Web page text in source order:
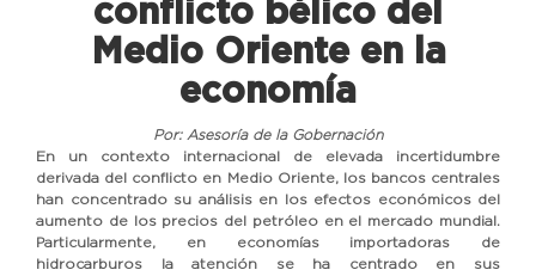
conflicto bélico del
Medio Oriente en la
economía
Por: Asesoría de la Gobernación
En un contexto internacional de elevada incertidumbre
derivada del conflicto en Medio Oriente, los bancos centrales
han concentrado su análisis en los efectos económicos del
aumento de los precios del petróleo en el mercado mundial.
Particularmente, en economías importadoras de
hidrocarburos la atención se ha centrado en sus